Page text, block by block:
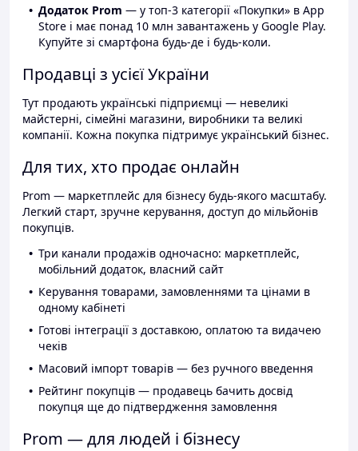
Додаток Prom — у топ-3 категорії «Покупки» в App
Store і має понад 10 млн завантажень у Google Play.
Купуйте зі смартфона будь-де і будь-коли.
Продавці з усієї України
Тут продають українські підприємці — невеликі
майстерні, сімейні магазини, виробники та великі
компанії. Кожна покупка підтримує український бізнес.
Для тих, хто продає онлайн
Prom — маркетплейс для бізнесу будь-якого масштабу.
Легкий старт, зручне керування, доступ до мільйонів
покупців.
Три канали продажів одночасно: маркетплейс,
мобільний додаток, власний сайт
Керування товарами, замовленнями та цінами в
одному кабінеті
Готові інтеграції з доставкою, оплатою та видачею
чеків
Масовий імпорт товарів — без ручного введення
Рейтинг покупців — продавець бачить досвід
покупця ще до підтвердження замовлення
Prom — для людей і бізнесу